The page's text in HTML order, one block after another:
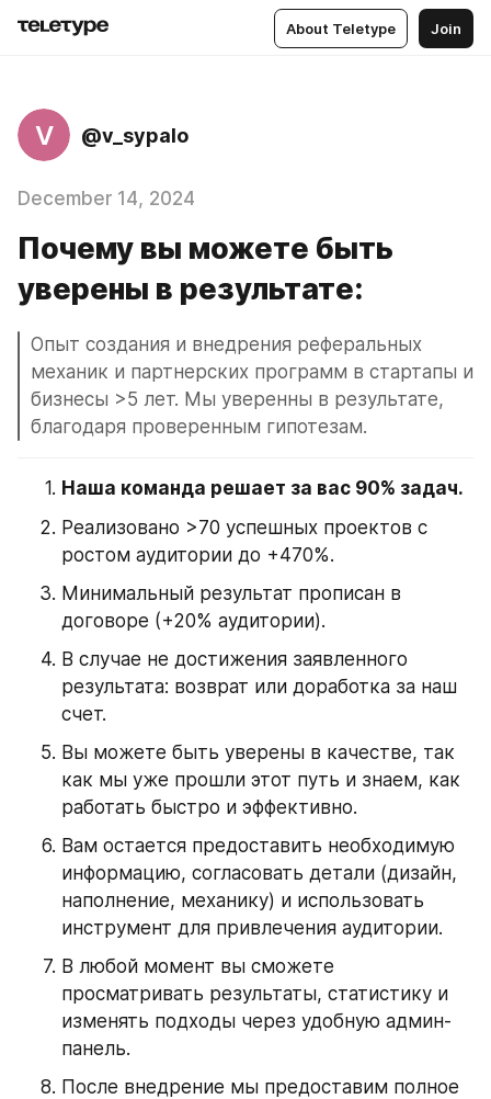
About Teletype Join
V @v_sypalo
December 14, 2024
Почему вы можете быть
уверены в результате:
Опыт создания и внедрения реферальных
механик и партнерских программ в стартапы и
бизнесы >5 лет. Мы уверенны в результате,
благодаря проверенным гипотезам.
Наша команда решает за вас 90% задач.
Реализовано >70 успешных проектов с
ростом аудитории до +470%.
Минимальный результат прописан в
договоре (+20% аудитории).
В случае не достижения заявленного
результата: возврат или доработка за наш
счет.
Вы можете быть уверены в качестве, так
как мы уже прошли этот путь и знаем, как
работать быстро и эффективно.
Вам остается предоставить необходимую
информацию, согласовать детали (дизайн,
наполнение, механику) и использовать
инструмент для привлечения аудитории.
В любой момент вы сможете
просматривать результаты, статистику и
изменять подходы через удобную админ-
панель.
После внедрение мы предоставим полное